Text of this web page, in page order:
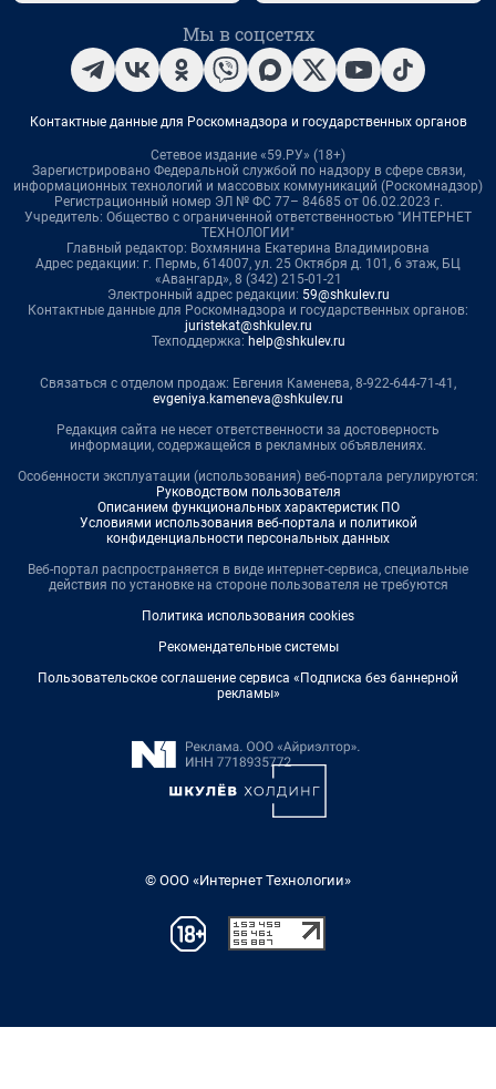
Мы в соцсетях
Контактные данные для Роскомнадзора и государственных органов
Сетевое издание «59.РУ» (18+)
Зарегистрировано Федеральной службой по надзору в сфере связи,
информационных технологий и массовых коммуникаций (Роскомнадзор)
Регистрационный номер ЭЛ № ФС 77– 84685 от 06.02.2023 г.
Учредитель: Общество с ограниченной ответственностью "ИНТЕРНЕТ
ТЕХНОЛОГИИ"
Главный редактор: Вохмянина Екатерина Владимировна
Адрес редакции: г. Пермь, 614007, ул. 25 Октября д. 101, 6 этаж, БЦ
«Авангард», 8 (342) 215-01-21
Электронный адрес редакции: 59@shkulev.ru
Контактные данные для Роскомнадзора и государственных органов:
juristekat@shkulev.ru
Техподдержка: help@shkulev.ru
Связаться с отделом продаж: Евгения Каменева, 8-922-644-71-41,
evgeniya.kameneva@shkulev.ru
Редакция сайта не несет ответственности за достоверность
информации, содержащейся в рекламных объявлениях.
Особенности эксплуатации (использования) веб-портала регулируются:
Руководством пользователя
Описанием функциональных характеристик ПО
Условиями использования веб-портала и политикой
конфиденциальности персональных данных
Веб-портал распространяется в виде интернет-сервиса, специальные
действия по установке на стороне пользователя не требуются
Политика использования cookies
Рекомендательные системы
Пользовательское соглашение сервиса «Подписка без баннерной
рекламы»
© ООО «Интернет Технологии»